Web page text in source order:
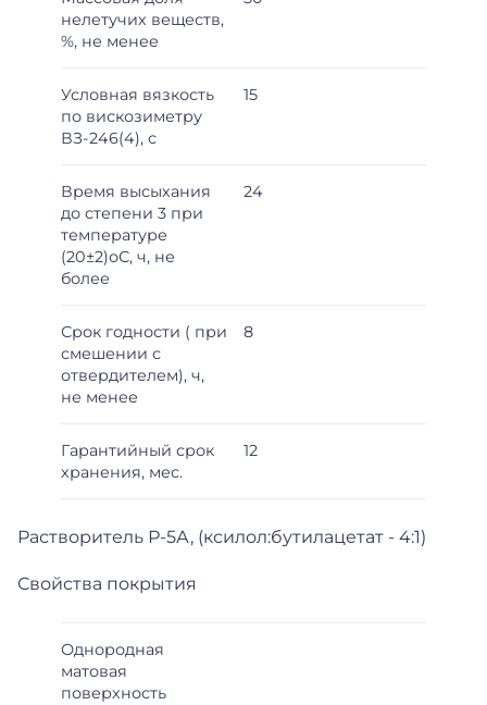
нелетучих веществ,
%, не менее
Условная вязкость
по вискозиметру
ВЗ-246(4), с
15
Время высыхания
до степени 3 при
температуре
(20±2)оС, ч, не
более
24
Срок годности ( при
смешении с
отвердителем), ч,
не менее
8
Гарантийный срок
хранения, мес.
12
Растворитель Р-5А, (ксилол:бутилацетат - 4:1)
Свойства покрытия
Однородная
матовая
поверхность